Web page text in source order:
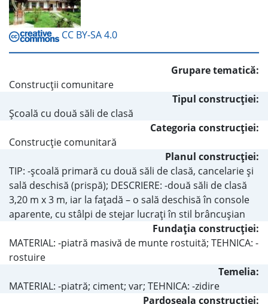
CC BY-SA 4.0
Grupare tematică:
Construcţii comunitare
Tipul construcţiei:
Şcoală cu două săli de clasă
Categoria construcţiei:
Construcţie comunitară
Planul construcţiei:
TIP: -şcoală primară cu două săli de clasă, cancelarie şi
sală deschisă (prispă); DESCRIERE: -două săli de clasă
3,20 m x 3 m, iar la faţadă – o sală deschisă în console
aparente, cu stâlpi de stejar lucraţi în stil brâncuşian
Fundaţia construcţiei:
MATERIAL: -piatră masivă de munte rostuită; TEHNICA: -
rostuire
Temelia:
MATERIAL: -piatră; ciment; var; TEHNICA: -zidire
Pardoseala construcţiei: